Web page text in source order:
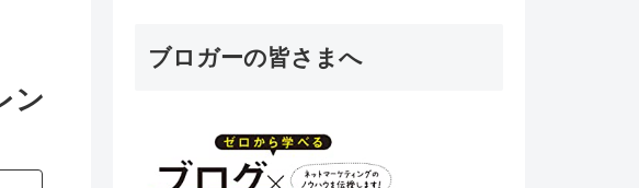
ン
ブロガーの皆さまへ